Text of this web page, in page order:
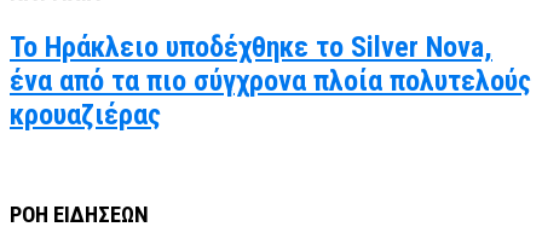
Το Ηράκλειο υποδέχθηκε το Silver Nova,
ένα από τα πιο σύγχρονα πλοία πολυτελούς
κρουαζιέρας
ΡΟΗ ΕΙΔΗΣΕΩΝ